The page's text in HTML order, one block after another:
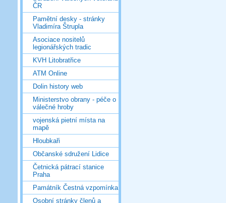
ČR
Pamětní desky - stránky
Vladimíra Štrupla
Asociace nositelů
legionářských tradic
KVH Litobratřice
ATM Online
Dolin history web
Ministerstvo obrany - péče o
válečné hroby
vojenská pietní místa na
mapě
Hloubkaři
Občanské sdružení Lidice
Četnická pátrací stanice
Praha
Památník Čestná vzpomínka
Osobní stránky členů a